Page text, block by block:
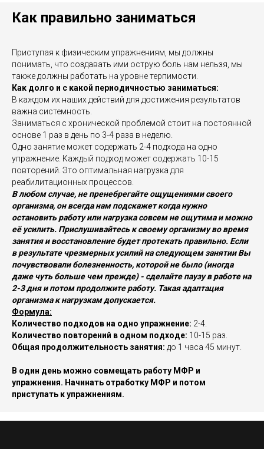
Как правильно заниматься
Приступая к физическим упражнениям, мы должны
понимать, что создавать ими острую боль нам нельзя, мы
также должны работать на уровне терпимости.
Как долго и с какой периодичностью заниматься:
В каждом их наших действий для достижения результатов
важна системность.
Заниматься с хронической проблемой стоит на постоянной
основе 1 раз в день по 3-4 раза в неделю.
Одно занятие может содержать 2-4 подхода на одно
упражнение. Каждый подход может содержать 10-15
повторений. Это оптимальная нагрузка для
реабилитационных процессов.
В любом случае, не пренебрегайте ощущениями своего
организма, он всегда нам подскажет когда нужно
остановить работу или нагрузка совсем не ощутима и можно
её усилить. Прислушивайтесь к своему организму во время
занятия и восстановление будет протекать правильно. Если
в результате чрезмерных усилий на следующем занятии Вы
почувствовали болезненность, которой не было (иногда
даже чуть больше чем прежде) - сделайте паузу в работе на
2-3 дня и потом продолжите работу. Такая адаптация
организма к нагрузкам допускается.
Формула:
Количество подходов на одно упражнение: 2-4.
Количество повторений в одном подходе: 10-15 раз.
Общая продолжительность занятия: до 1 часа 45 минут.
В один день можно совмещать работу МФР и
упражнения. Начинать отработку МФР и потом
приступать к упражнениям.